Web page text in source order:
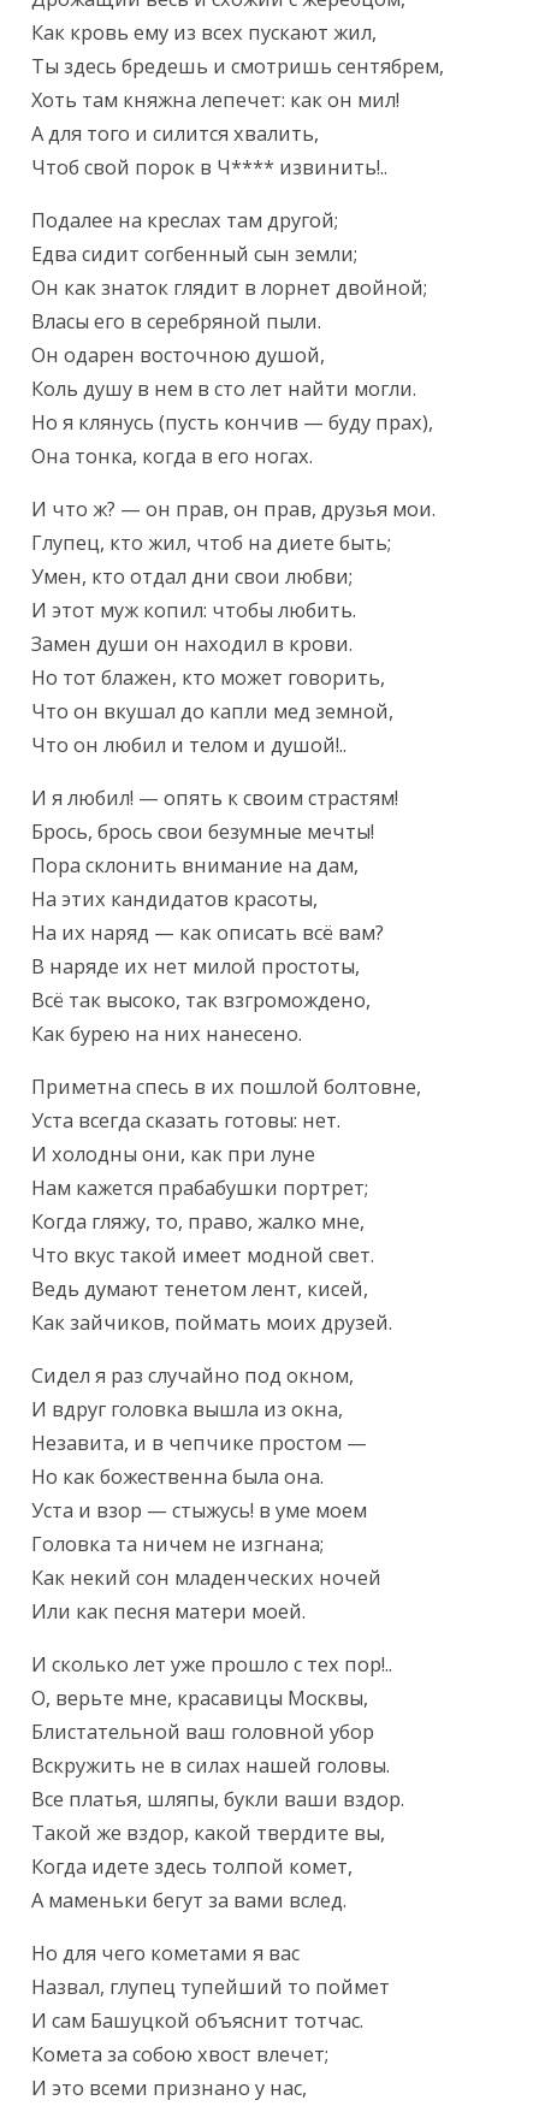
Как кровь ему из всех пускают жил,
Ты здесь бредешь и смотришь сентябрем,
Хоть там княжна лепечет: как он мил!
А для того и силится хвалить,
Чтоб свой порок в Ч**** извинить!..
Подалее на креслах там другой;
Едва сидит согбенный сын земли;
Он как знаток глядит в лорнет двойной;
Власы его в серебряной пыли.
Он одарен восточною душой,
Коль душу в нем в сто лет найти могли.
Но я клянусь (пусть кончив — буду прах),
Она тонка, когда в его ногах.
И что ж? — он прав, он прав, друзья мои.
Глупец, кто жил, чтоб на диете быть;
Умен, кто отдал дни свои любви;
И этот муж копил: чтобы любить.
Замен души он находил в крови.
Но тот блажен, кто может говорить,
Что он вкушал до капли мед земной,
Что он любил и телом и душой!..
И я любил! — опять к своим страстям!
Брось, брось свои безумные мечты!
Пора склонить внимание на дам,
На этих кандидатов красоты,
На их наряд — как описать всё вам?
В наряде их нет милой простоты,
Всё так высоко, так взгромождено,
Как бурею на них нанесено.
Приметна спесь в их пошлой болтовне,
Уста всегда сказать готовы: нет.
И холодны они, как при луне
Нам кажется прабабушки портрет;
Когда гляжу, то, право, жалко мне,
Что вкус такой имеет модной свет.
Ведь думают тенетом лент, кисей,
Как зайчиков, поймать моих друзей.
Сидел я раз случайно под окном,
И вдруг головка вышла из окна,
Незавита, и в чепчике простом —
Но как божественна была она.
Уста и взор — стыжусь! в уме моем
Головка та ничем не изгнана;
Как некий сон младенческих ночей
Или как песня матери моей.
И сколько лет уже прошло с тех пор!..
О, верьте мне, красавицы Москвы,
Блистательной ваш головной убор
Вскружить не в силах нашей головы.
Все платья, шляпы, букли ваши вздор.
Такой же вздор, какой твердите вы,
Когда идете здесь толпой комет,
А маменьки бегут за вами вслед.
Но для чего кометами я вас
Назвал, глупец тупейший то поймет
И сам Башуцкой объяснит тотчас.
Комета за собою хвост влечет;
И это всеми признано у нас,